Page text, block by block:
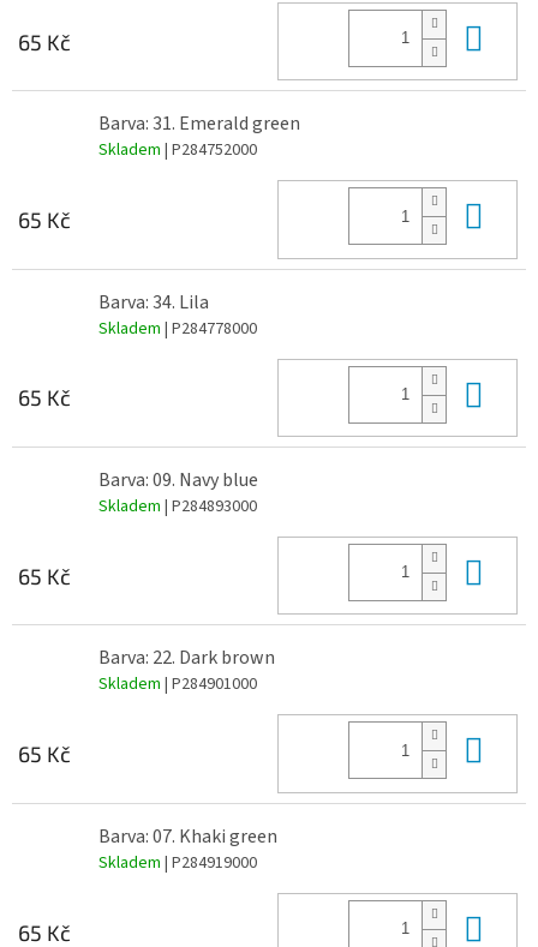
65 Kč
Barva: 31. Emerald green
Skladem | P284752000
65 Kč
Barva: 34. Lila
Skladem | P284778000
65 Kč
Barva: 09. Navy blue
Skladem | P284893000
65 Kč
Barva: 22. Dark brown
Skladem | P284901000
65 Kč
Barva: 07. Khaki green
Skladem | P284919000
65 Kč